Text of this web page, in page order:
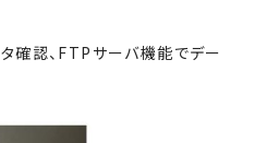
確認、FTPサーバ機能でデー